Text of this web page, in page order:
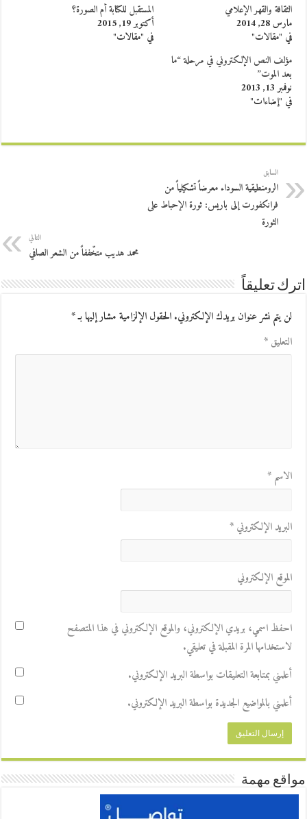
الثقافة والقهر الإعلامي
مارس 28, 2014
في "مقالات"
المستقبل للكتابة أم الصورة؟
أكتوبر 19, 2015
في "مقالات"
مؤلف النص الإلكتروني في مرحلة “ما
بعد الموت”
نوفمبر 13, 2013
في "إضاءات"
السابق
الرومنطيقية السوداء معرضاً تشكيلياً من
فرانكفورت إلى باريس: ثورة الإحباط على
الثورة
التالي
محمد هديب متخّففاً من الشعر الصافي
اترك تعليقاً
لن يتم نشر عنوان بريدك الإلكتروني.الحقول الإلزامية مشار إليها بـ*
التعليق*
الاسم*
البريد الإلكتروني*
الموقع الإلكتروني
احفظ اسمي، بريدي الإلكتروني، والموقع الإلكتروني في هذا المتصفح
لاستخدامها المرة المقبلة في تعليقي.
أعلمني بمتابعة التعليقات بواسطة البريد الإلكتروني.
أعلمني بالمواضيع الجديدة بواسطة البريد الإلكتروني.
مواقع مهمة